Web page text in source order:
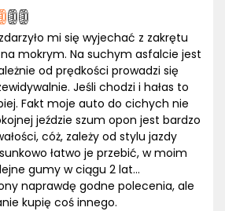
mi się wyjechać z zakrętu
na mokrym. Na suchym asfalcie jest
od prędkości prowadzi się
Jeśli chodzi i hałas to
Fakt moje auto do cichych nie
jeździe szum opon jest bardzo
cóż, zależy od stylu jazdy
łatwo je przebić, w moim
gumy w ciągu 2 lat...
naprawdę godne polecenia, ale
kupię coś innego.